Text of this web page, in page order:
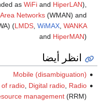
as WiFiand HiperLAN),
Networks(WMAN) and
(LMDS, WiMAX, WANKA
and HiperMAN)
انظر أيضا
Mobile (disambiguation)
of radio, Digital radio, Radio
management(RRM)